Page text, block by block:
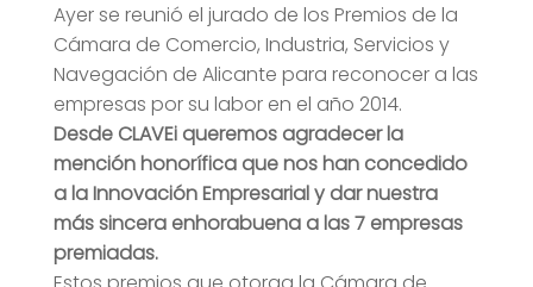
Ayer se reunió el jurado de los Premios de la
Cámara de Comercio, Industria, Servicios y
Navegación de Alicante para reconocer a las
empresas por su labor en el año 2014.
Desde CLAVEi queremos agradecer la
mención honorífica que nos han concedido
a la Innovación Empresarial y dar nuestra
más sincera enhorabuena a las 7 empresas
premiadas.